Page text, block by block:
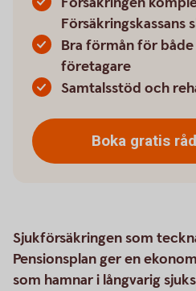
Försäkringskassans
Bra förmån för
företagare
Samtalsstöd och
Boka gratis
Sjukförsäkringen som
Pensionsplan ger en
som hamnar i långvarig